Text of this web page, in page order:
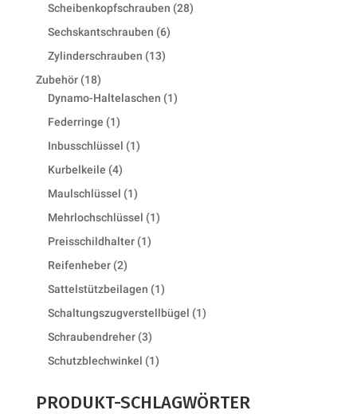
Scheibenkopfschrauben 2828
Sechskantschrauben 66
Zylinderschrauben 1313
Zubehör 1818
products
Dynamo-Haltelaschen 11
Federringe 11
product
Inbusschlüssel 11
Kurbelkeile 44
products
Maulschlüssel 11
product
Mehrlochschlüssel 11
Preisschildhalter 11
Reifenheber 22
products
Sattelstützbeilagen 11
product
Schaltungszugverstellbügel 11
Schraubendreher 33
products
Schutzblechwinkel 11
PRODUKT-SCHLAGWÖRTER